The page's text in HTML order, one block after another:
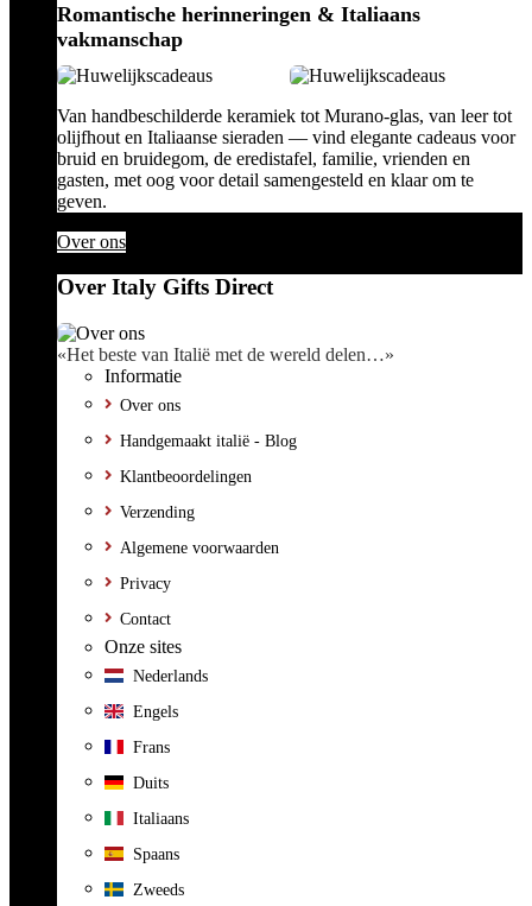
Romantische herinneringen & Italiaans
vakmanschap
Van handbeschilderde keramiek tot Murano-glas, van leer tot
olijfhout en Italiaanse sieraden — vind elegante cadeaus voor
bruid en bruidegom, de eredistafel, familie, vrienden en
gasten, met oog voor detail samengesteld en klaar om te
geven.
Over ons
Over Italy Gifts Direct
«Het beste van Italië met de wereld delen…»
Informatie
Over ons
Handgemaakt italië - Blog
Klantbeoordelingen
Verzending
Algemene voorwaarden
Privacy
Contact
Onze sites
Nederlands
Engels
Frans
Duits
Italiaans
Spaans
Zweeds